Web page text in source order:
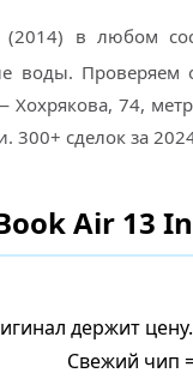
в любом
воды. Проверяем
74,
300+ сделок за
Air 13
держит
Свежий чип